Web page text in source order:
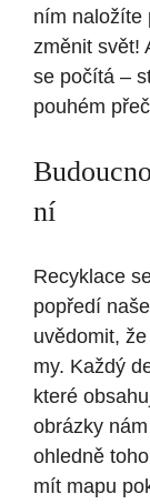
ním naložíte
změnit svět!
se počítá –
pouhém
ní
Recyklace
popředí
uvědomit,
my. Každý
které
obrázky
ohledně
mít mapu